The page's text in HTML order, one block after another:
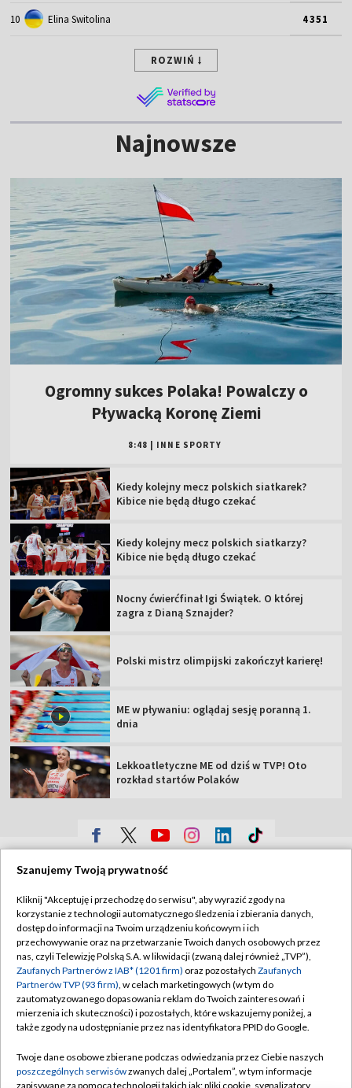
10 Elina Switolina 4351
ROZWIŃ
Najnowsze
Ogromny sukces Polaka! Powalczy o
Pływacką Koronę Ziemi
8:48 INNE SPORTY
Kiedy kolejny mecz polskich siatkarek?
Kibice nie będą długo czekać
Kiedy kolejny mecz polskich siatkarzy?
Kibice nie będą długo czekać
Nocny ćwierćfinał Igi Świątek. O której
zagra z Dianą Sznajder?
Polski mistrz olimpijski zakończył karierę!
ME w pływaniu: oglądaj sesję poranną 1.
dnia
Lekkoatletyczne ME od dziś w TVP! Oto
rozkład startów Polaków
Sklep TVP
Biuro Reklamy
Oferta Handlowa
Telegazeta ogłoszenia
Emisja w TVP
Ogłoszenia przetargowe
Polityka prywatności
Moje zgody
Biuro reklamy
Kontakt
©2026 Telewizja Polska Spółka Akcyjna w likwidacji
Szanujemy Twoją prywatność
Kliknij "Akceptuję i przechodzę do serwisu", aby wyrazić zgody na
korzystanie z technologii automatycznego śledzenia i zbierania danych,
dostęp do informacji na Twoim urządzeniu końcowym i ich
przechowywanie oraz na przetwarzanie Twoich danych osobowych przez
nas, czyli Telewizję Polską S.A. w likwidacji (zwaną dalej również „TVP”),
Zaufanych Partnerów z IAB* (1201 firm) oraz pozostałych Zaufanych
Partnerów TVP (93 firm), w celach marketingowych (w tym do
zautomatyzowanego dopasowania reklam do Twoich zainteresowań i
mierzenia ich skuteczności) i pozostałych, które wskazujemy poniżej, a
także zgody na udostępnianie przez nas identyfikatora PPID do Google.
Twoje dane osobowe zbierane podczas odwiedzania przez Ciebie naszych
poszczególnych serwisówzwanych dalej „Portalem”, w tym informacje
zapisywane za pomocą technologii takich jak: pliki cookie, sygnalizatory